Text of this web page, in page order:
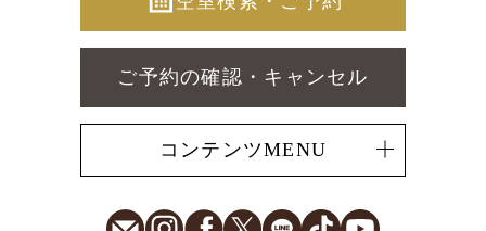
ご予約の確認・キャンセル
コンテンツMENU
E-MailInstagramFacebook
X LINETikTok